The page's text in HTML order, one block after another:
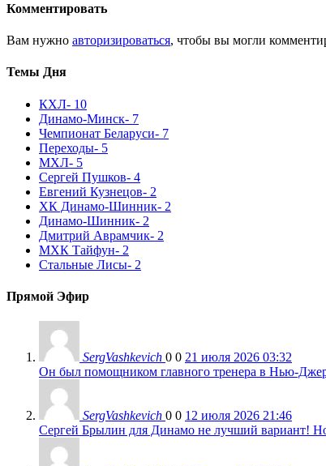
Комментировать
Вам нужно авторизироваться, чтобы вы могли
Темы Дня
КХЛ- 10
Динамо-Минск- 7
Чемпионат Беларуси- 7
Переходы- 5
МХЛ- 5
Сергей Пушков- 4
Евгений Кузнецов- 2
ХК Динамо-Шинник- 2
Динамо-Шинник- 2
Дмитрий Аврамчик- 2
МХК Тайфун- 2
Стальные Лисы- 2
Прямой Эфир
SergVashkevich 0 0 21 июля 2026 03:32
Он был помощником главного тренера в Нью-
SergVashkevich 0 0 12 июля 2026 21:46
Сергей Брылин для Динамо не лучший вариант!